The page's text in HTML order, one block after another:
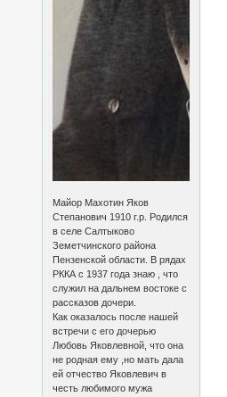
Майор Махотин Яков
Степанович 1910 г.р. Родился
в селе Салтыково
Земетчинского района
Пензенской области. В рядах
РККА с 1937 года знаю , что
служил на дальнем востоке с
рассказов дочери.
Как оказалось после нашей
встречи с его дочерью
Любовь Яковлевной, что она
не родная ему ,но мать дала
ей отчество Яковлевич в
честь любимого мужа